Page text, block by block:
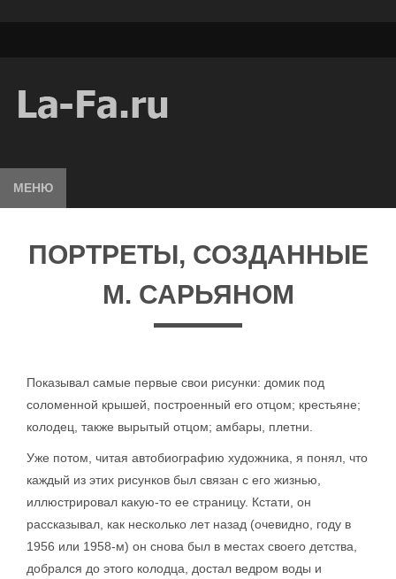
МЕНЮ
ПОРТРЕТЫ, СОЗДАННЫЕ
М. САРЬЯНОМ
Показывал самые первые свои рисунки: домик под
соломенной крышей, построенный его отцом; крестьяне;
колодец, также вырытый отцом; амбары, плетни.
Уже потом, читая автобиографию художника, я понял, что
каждый из этих рисунков был связан с его жизнью,
иллюстрировал какую-то ее страницу. Кстати, он
рассказывал, как несколько лет назад (очевидно, году в
1956 или 1958-м) он снова был в местах своего детства,
добрался до этого колодца, достал ведром воды и